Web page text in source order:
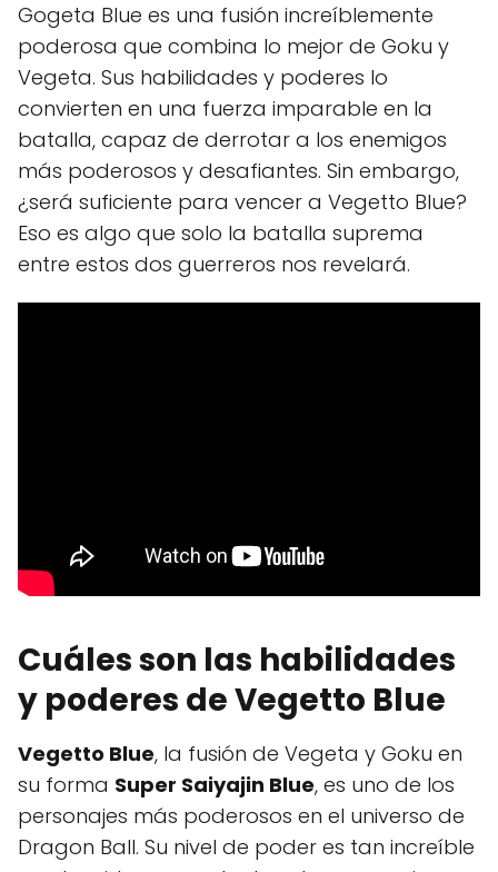
Gogeta Blue es una fusión increíblemente
poderosa que combina lo mejor de Goku y
Vegeta. Sus habilidades y poderes lo
convierten en una fuerza imparable en la
batalla, capaz de derrotar a los enemigos
más poderosos y desafiantes. Sin embargo,
¿será suficiente para vencer a Vegetto Blue?
Eso es algo que solo la batalla suprema
entre estos dos guerreros nos revelará.
Cuáles son las habilidades
y poderes de Vegetto Blue
Vegetto Blue, la fusión de Vegeta y Goku en
su forma Super Saiyajin Blue, es uno de los
personajes más poderosos en el universo de
Dragon Ball. Su nivel de poder es tan increíble